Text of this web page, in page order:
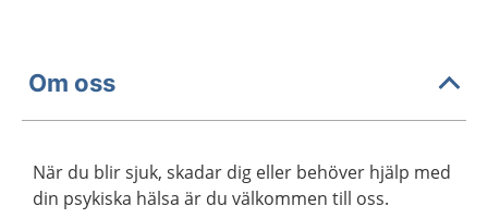
Om oss
När du blir sjuk, skadar dig eller behöver hjälp med
din psykiska hälsa är du välkommen till oss.